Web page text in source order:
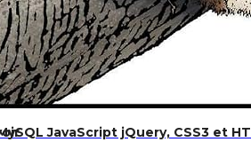
JavaScript jQuery, CSS3 et